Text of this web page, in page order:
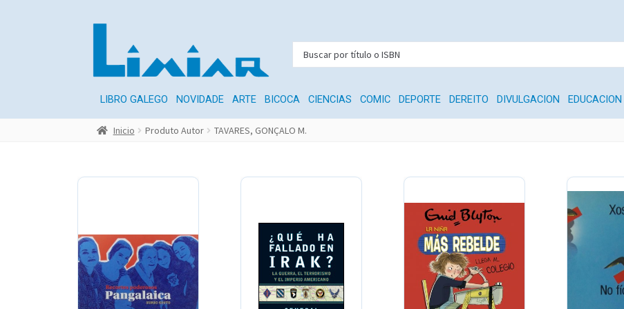
LIBRO GALEGO NOVIDADE ARTE BICOCA CIENCIAS COMIC DEPORTE DEREITO DIVULGACION EDUCACION
Inicio Produto Autor TAVARES, GONÇALO M.